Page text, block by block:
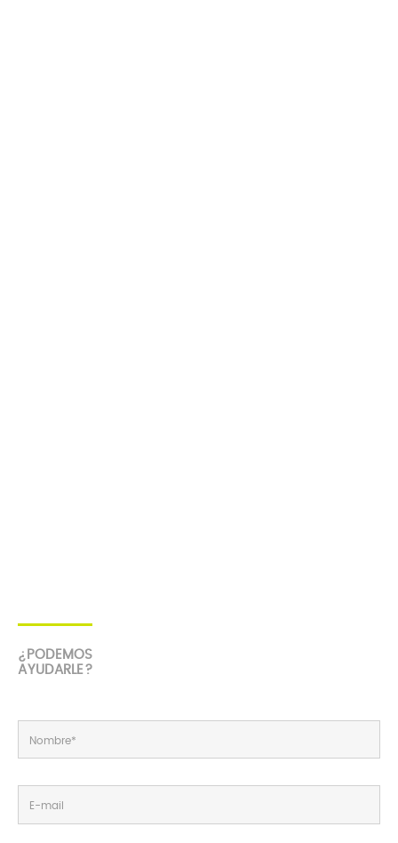
¿PODEMOS
AYUDARLE?